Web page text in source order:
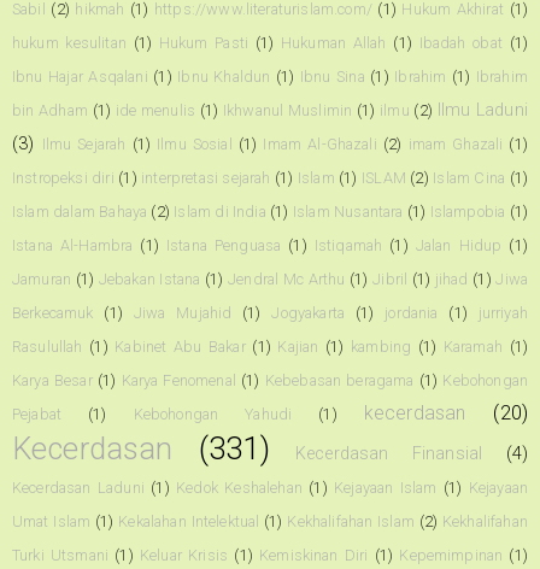
Sabil
(2) hikmah (1) https://www.literaturislam.com/ (1) Hukum Akhirat (1)
hukum kesulitan (1) Hukum Pasti (1) Hukuman Allah (1) Ibadah obat (1)
Ibnu Hajar Asqalani (1) Ibnu Khaldun (1) Ibnu Sina (1) Ibrahim (1) Ibrahim
bin Adham (1) ide menulis (1) Ikhwanul Muslimin (1) ilmu (2)
Ilmu Laduni
(3) Ilmu Sejarah (1) Ilmu Sosial (1) Imam Al-Ghazali (2) imam Ghazali (1)
Instropeksi diri (1) interpretasi sejarah (1) Islam (1) ISLAM (2) Islam Cina (1)
Islam dalam Bahaya (2) Islam di India (1) Islam Nusantara (1) Islampobia (1)
Istana Al-Hambra (1) Istana Penguasa (1) Istiqamah (1) Jalan Hidup (1)
Jamuran (1) Jebakan Istana (1) Jendral Mc Arthu (1) Jibril (1) jihad (1) Jiwa
Berkecamuk
(1) Jiwa Mujahid (1) Jogyakarta (1) jordania (1)
jurriyah
Rasulullah (1) Kabinet Abu Bakar (1) Kajian (1) kambing (1) Karamah (1)
Karya Besar (1) Karya Fenomenal (1) Kebebasan beragama (1) Kebohongan
Pejabat
(1) Kebohongan Yahudi (1) kecerdasan (20)
Kecerdasan (331) Kecerdasan Finansial (4)
Kecerdasan Laduni (1) Kedok Keshalehan (1) Kejayaan Islam (1) Kejayaan
Umat Islam (1) Kekalahan Intelektual (1) Kekhalifahan Islam (2) Kekhalifahan
Turki Utsmani (1) Keluar Krisis (1) Kemiskinan Diri (1) Kepemimpinan (1)